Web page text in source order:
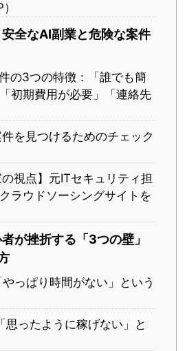
安全なAI副業と危険な案件
の3つの特徴：「誰でも簡
初期費用が必要」「連絡先
を見つけるためのチェック
の視点】元ITセキュリティ担
ラウドソーシングサイトを
が挫折する「3つの壁」
っぱり時間がない」という
ったように稼げない」と